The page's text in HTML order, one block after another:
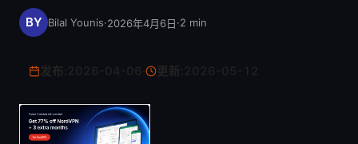
Bilal Younis·2026年4月6日·2 min
更新: